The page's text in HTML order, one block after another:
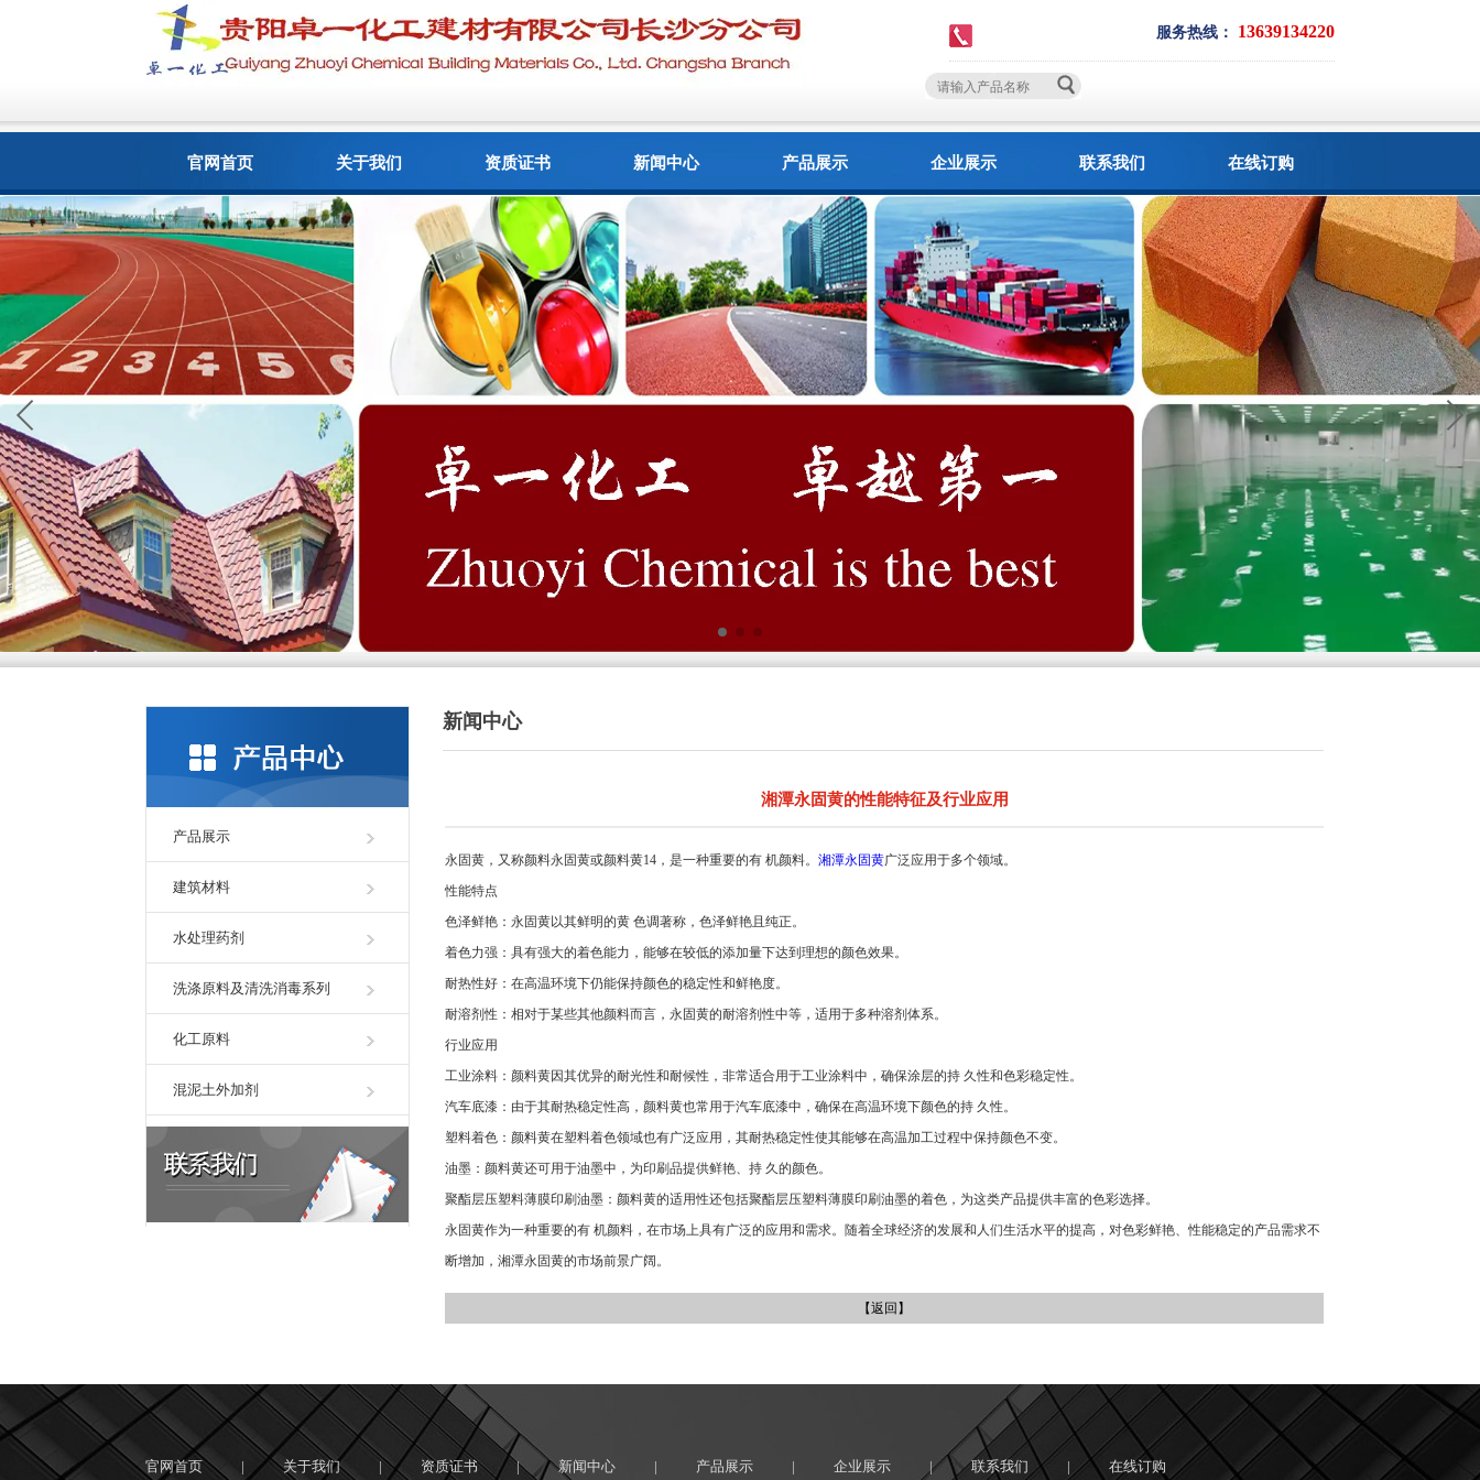
服务热线： 13639134220
官网首页 关于我们 资质证书 新闻中心 产品展示 企业展示 联系我们 在线订购
产品展示
建筑材料
水处理药剂
洗涤原料及清洗消毒系列
化工原料
混泥土外加剂
新闻中心
湘潭永固黄的性能特征及行业应用
永固黄，又称颜料永固黄或颜料黄14，是一种重要的有 机颜料。 湘潭永固黄广泛应用于多个领域。
性能特点
色泽鲜艳：永固黄以其鲜明的黄 色调著称，色泽鲜艳且纯正。
着色力强：具有强大的着色能力，能够在较低的添加量下达到理想的颜色效果。
耐热性好：在高温环境下仍能保持颜色的稳定性和鲜艳度。
耐溶剂性：相对于某些其他颜料而言，永固黄的耐溶剂性中等，适用于多种溶剂体系。
行业应用
工业涂料：颜料黄因其优异的耐光性和耐候性，非常适合用于工业涂料中，确保涂层的持 久性和色彩稳定性。
汽车底漆：由于其耐热稳定性高，颜料黄也常用于汽车底漆中，确保在高温环境下颜色的持 久性。
塑料着色：颜料黄在塑料着色领域也有广泛应用，其耐热稳定性使其能够在高温加工过程中保持颜色不变。
油墨：颜料黄还可用于油墨中，为印刷品提供鲜艳、持 久的颜色。
聚酯层压塑料薄膜印刷油墨：颜料黄的适用性还包括聚酯层压塑料薄膜印刷油墨的着色，为这类产品提供丰富的色彩选择。
永固黄作为一种重要的有 机颜料，在市场上具有广泛的应用和需求。随着全球经济的发展和人们生活水平的提高，对色彩鲜艳、性能稳定的产品需求不
断增加，湘潭永固黄的市场前景广阔。
【返回】
官网首页 | 关于我们 | 资质证书 | 新闻中心 | 产品展示 | 企业展示 | 联系我们 | 在线订购